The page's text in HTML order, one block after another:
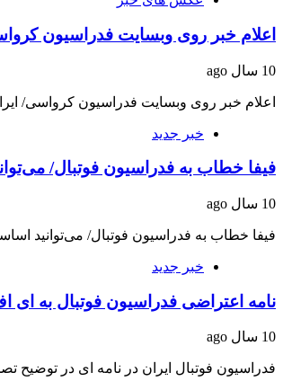
اعلام خبر روی وبسایت فدراسیون
10 سال ago
اعلام خبر روی وبسایت فدراسیون
خبر جدید
فیفا خطاب به فدراسیون فوتبال/
10 سال ago
فیفا خطاب به فدراسیون فوتبال/ می‌توانید
خبر جدید
نامه اعتراضی فدراسیون فوتبال به
10 سال ago
فدراسیون فوتبال ایران در نامه ای در توضیح